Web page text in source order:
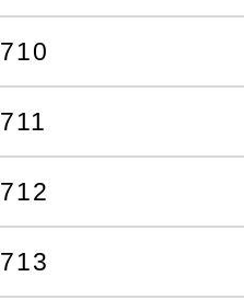
710
711
712
713